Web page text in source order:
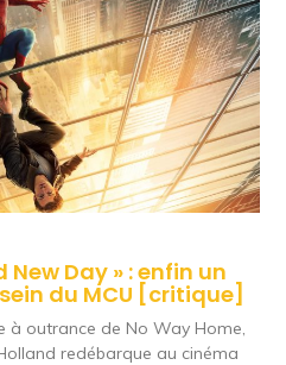
Day » : enfin un
du MCU [critique]
à outrance de No Way Home,
redébarque au cinéma